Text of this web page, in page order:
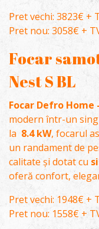
Pret vechi: 3823€ +
Pret nou: 3058€ +
Focar
Nest S BL
Focar Defro Home
modern într-un
la 8.4 kW, focarul
un randament de
calitate și dotat cu
oferă confort,
Pret vechi: 1948€ +
Pret nou: 1558€ +